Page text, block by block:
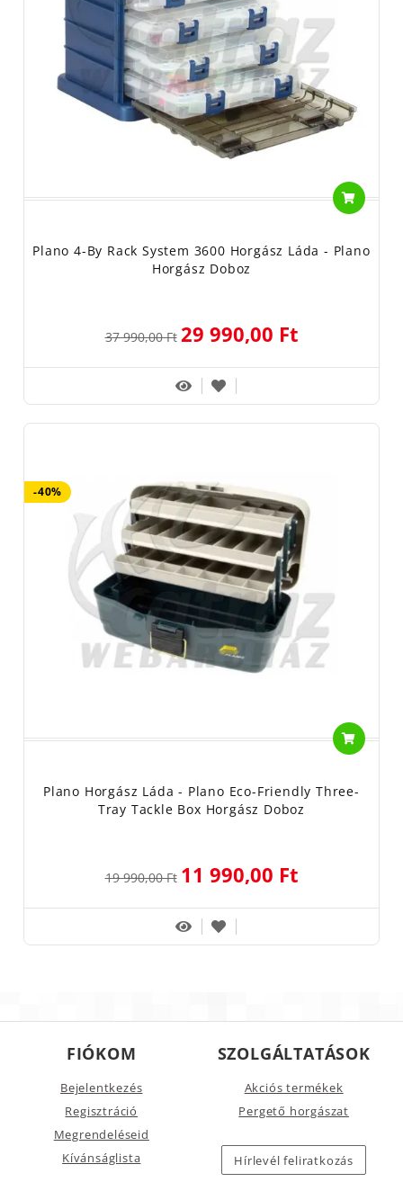
Plano 4-By Rack System 3600 Horgász Láda - Plano
Horgász Doboz
37 990,00 Ft 29 990,00 Ft
-40%
Plano Horgász Láda - Plano Eco-Friendly Three-
Tray Tackle Box Horgász Doboz
19 990,00 Ft 11 990,00 Ft
FIÓKOM
Bejelentkezés
Regisztráció
Megrendeléseid
Kívánságlista
SZOLGÁLTATÁSOK
Akciós termékek
Pergető horgászat
Hírlevél feliratkozás